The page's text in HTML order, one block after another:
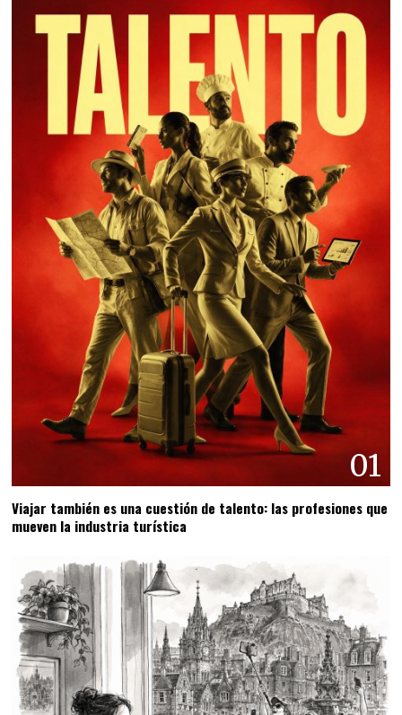
01
Viajar también es una cuestión de talento: las profesiones que
mueven la industria turística